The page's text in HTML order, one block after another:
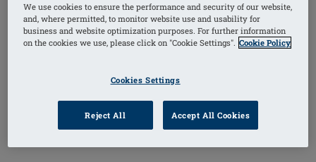
We use cookies to ensure the performance and security of our website,
and, where permitted, to monitor website use and usability for
business and website optimization purposes. For further information
on the cookies we use, please click on "Cookie Settings". Cookie Policy
Cookies Settings
Reject All Accept All Cookies